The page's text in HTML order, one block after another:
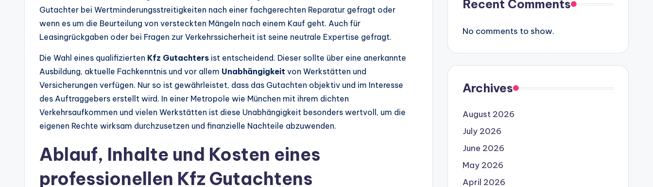
Gutachter bei Wertminderungsstreitigkeiten nach einer fachgerechten Reparatur gefragt oder
wenn es um die Beurteilung von versteckten Mängeln nach einem Kauf geht. Auch für
Leasingrückgaben oder bei Fragen zur Verkehrssicherheit ist seine neutrale Expertise gefragt.
Die Wahl eines qualifizierten Kfz Gutachters ist entscheidend. Dieser sollte über eine anerkannte
Ausbildung, aktuelle Fachkenntnis und vor allem Unabhängigkeit von Werkstätten und
Versicherungen verfügen. Nur so ist gewährleistet, dass das Gutachten objektiv und im Interesse
des Auftraggebers erstellt wird. In einer Metropole wie München mit ihrem dichten
Verkehrsaufkommen und vielen Werkstätten ist diese Unabhängigkeit besonders wertvoll, um die
eigenen Rechte wirksam durchzusetzen und finanzielle Nachteile abzuwenden.
Ablauf, Inhalte und Kosten eines
professionellen Kfz Gutachtens
Recent Comments
No comments to show.
Archives
August 2026
July 2026
June 2026
May 2026
April 2026